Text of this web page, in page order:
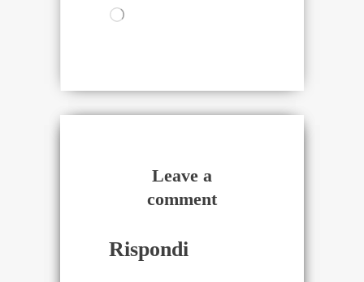
Caricamento
Leave a
comment
Rispondi